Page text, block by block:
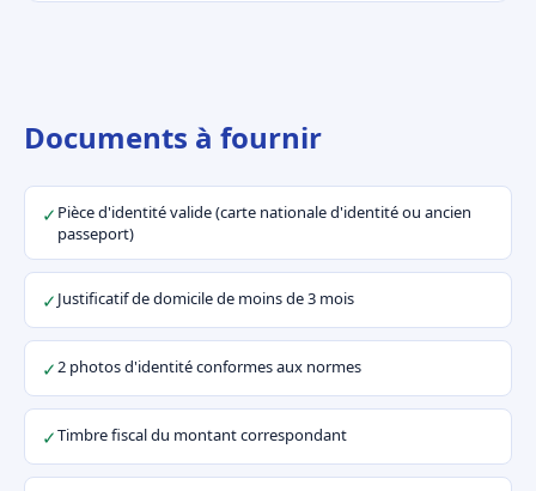
Documents à fournir
✓ Pièce d'identité valide (carte nationale d'identité ou ancien
passeport)
✓Justificatif de domicile de moins de 3 mois
✓2 photos d'identité conformes aux normes
✓Timbre fiscal du montant correspondant